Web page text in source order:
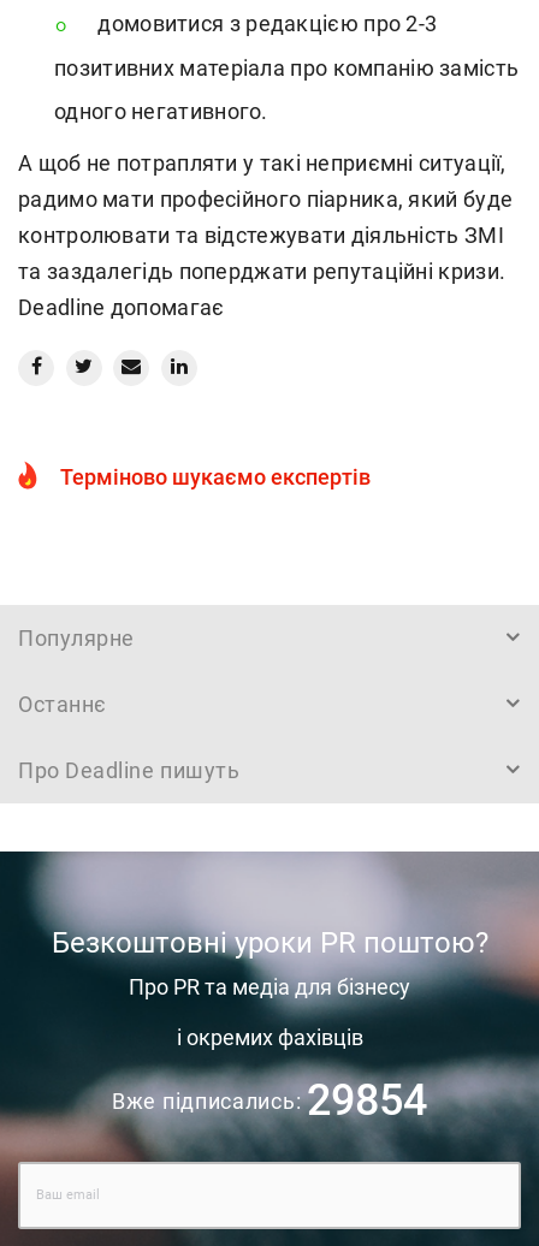
домовитися з редакцією про 2-3
позитивних матеріала про компанію замість
одного негативного.
А щоб не потрапляти у такі неприємні ситуації,
радимо мати професійного піарника, який буде
контролювати та відстежувати діяльність ЗМІ
та заздалегідь поперджати репутаційні кризи.
Deadline допомагає
Терміново шукаємо експертів
Популярне
Останнє
Про Deadline пишуть
Безкоштовні уроки PR поштою?
Про PR та медіа для бізнесу
і окремих фахівців
Вже підписались:29854